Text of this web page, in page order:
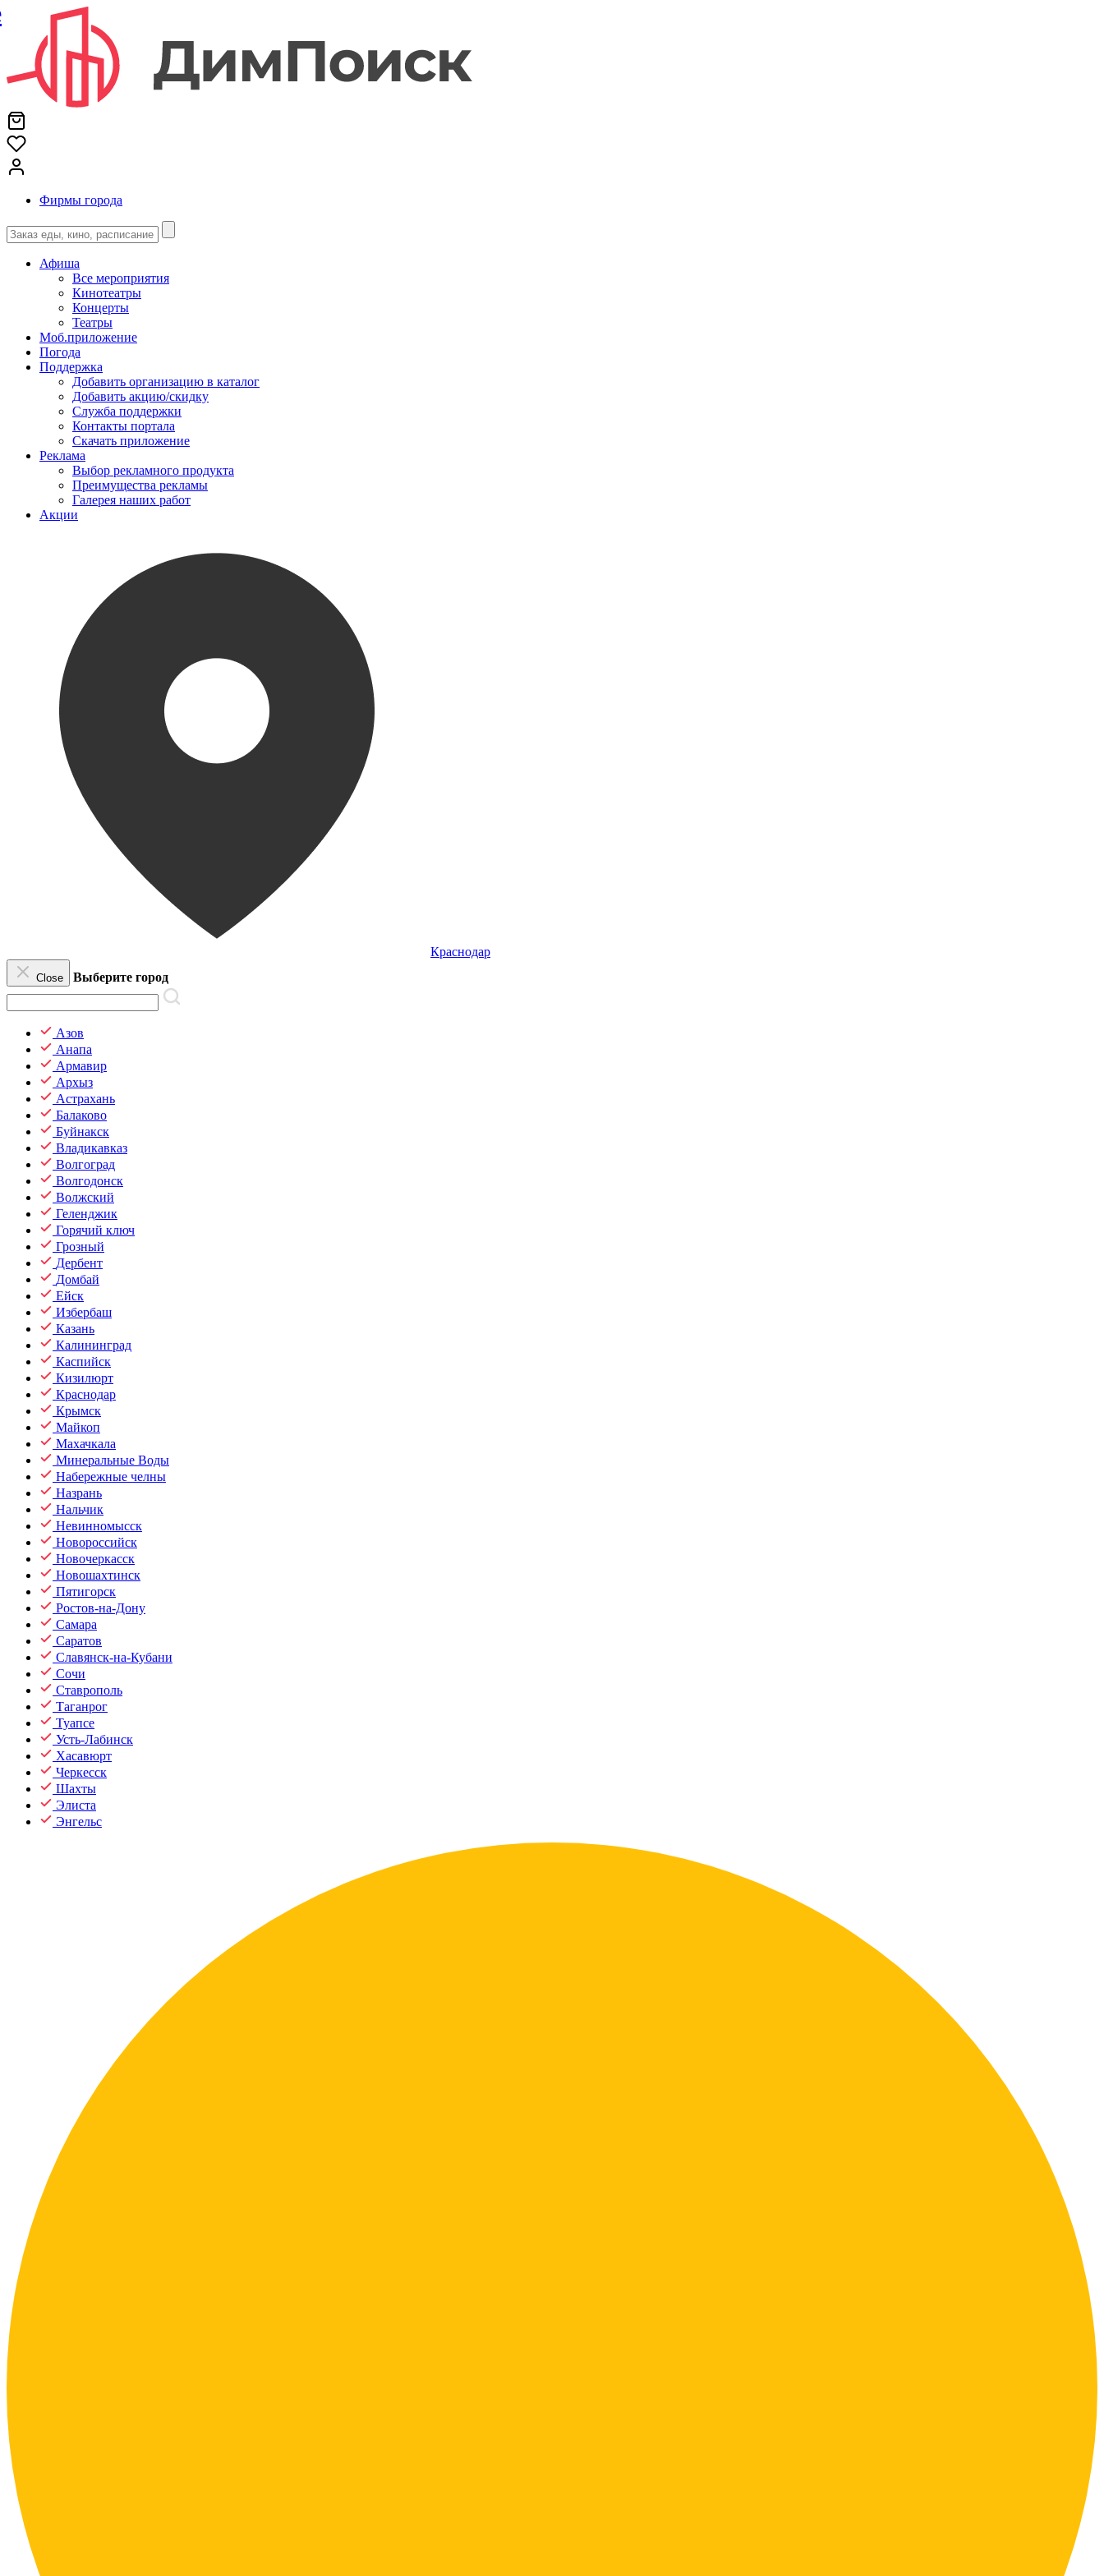
Фирмы города
Афиша
Все мероприятия
Кинотеатры
Концерты
Театры
Моб.приложение
Погода
Поддержка
Добавить организацию в каталог
Добавить акцию/скидку
Служба поддержки
Контакты портала
Скачать приложение
Реклама
Выбор рекламного продукта
Преимущества рекламы
Галерея наших работ
Акции
Краснодар
Close Выберите город
Азов
Анапа
Армавир
Архыз
Астрахань
Балаково
Буйнакск
Владикавказ
Волгоград
Волгодонск
Волжский
Геленджик
Горячий ключ
Грозный
Дербент
Домбай
Ейск
Избербаш
Казань
Калининград
Каспийск
Кизилюрт
Краснодар
Крымск
Майкоп
Махачкала
Минеральные Воды
Набережные челны
Назрань
Нальчик
Невинномысск
Новороссийск
Новочеркасск
Новошахтинск
Пятигорск
Ростов-на-Дону
Самара
Саратов
Славянск-на-Кубани
Сочи
Ставрополь
Таганрог
Туапсе
Усть-Лабинск
Хасавюрт
Черкесск
Шахты
Элиста
Энгельс